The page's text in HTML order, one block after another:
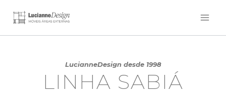
LucianneDesign desde 1998
LINHA SABIÁ